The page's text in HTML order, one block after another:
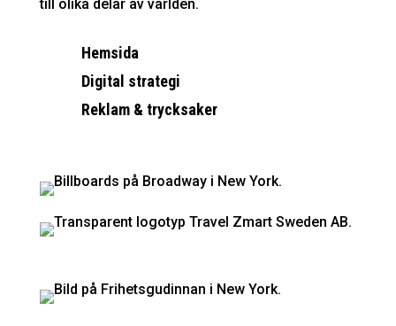
till olika delar av världen.
Hemsida
Digital strategi
Reklam & trycksaker